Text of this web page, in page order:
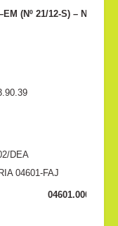
(Nº 21/12-S) – Nº 11/
DEA
04601-FAJ